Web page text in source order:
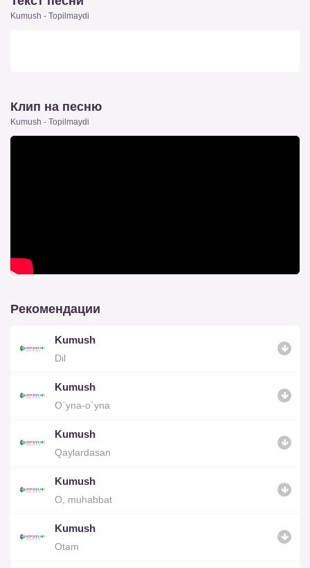
Kumush - Topilmaydi
Клип на песню
Kumush - Topilmaydi
Рекомендации
Kumush
Dil
Kumush
O`yna-o`yna
Kumush
Qaylardasan
Kumush
O, muhabbat
Kumush
Otam